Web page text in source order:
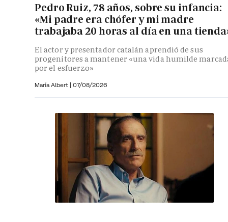
Pedro Ruiz, 78 años, sobre su infancia:
«Mi padre era chófer y mi madre
trabajaba 20 horas al día en una
El actor y presentador catalán aprendió de sus
progenitores a mantener «una vida humilde
por el esfuerzo»
María Albert | 07/08/2026